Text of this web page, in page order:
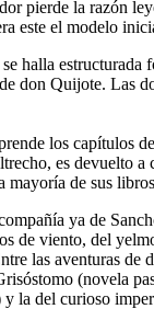
pierde la razón
este el modelo
halla estructurada
don Quijote. Las
los capítulos
es devuelto
mayoría de sus
ya de
de viento, del
las aventuras de
(novela
la del curioso